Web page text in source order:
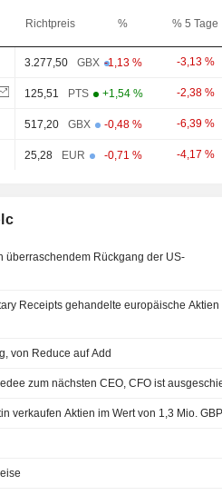
Richtpreis % % 5 Tage
3.277,50 GBX -1,13 % -3,13 %
125,51 PTS +1,54 % -2,38 %
517,20 GBX -0,48 % -6,39 %
25,28 EUR -0,71 % -4,17 %
überraschendem Rückgang der US-
Receipts gehandelte europäische Aktien
von Reduce auf Add
zum nächsten CEO, CFO ist
verkaufen Aktien im Wert von 1,3 Mio. GBP